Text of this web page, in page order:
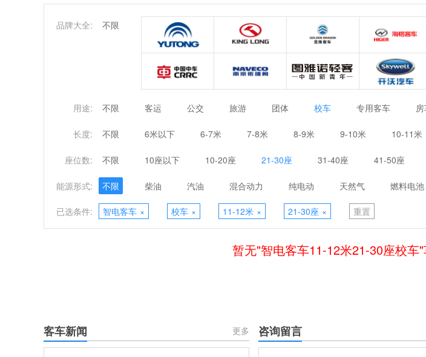
品牌大全: 不限
用途: 不限 客运 公交 旅游 团体 校车 专用客车
长度: 不限 6米以下 6-7米 7-8米 8-9米 9-10米 10-11米
座位数: 不限 10座以下 10-20座 21-30座 31-40座 41-50座
能源形式: 不限 柴油 汽油 混合动力 纯电动 天然气 燃料电池
已选条件: 智电客车 × 校车 × 11-12米 × 21-30座 × 重置
暂无"智电客车11-12米21-30座校
客车新闻 更多 咨询留言